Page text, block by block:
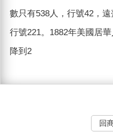
數只有538人，行號42，
行號221。1882年美國居
降到2
回